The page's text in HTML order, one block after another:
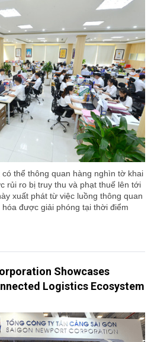
thể thông quan hàng nghìn tờ khai
rủi ro bị truy thu và phạt thuế lên tới
xuất phát từ việc luồng thông quan
được giải phóng tại thời điểm
Showcases
Logistics Ecosystem